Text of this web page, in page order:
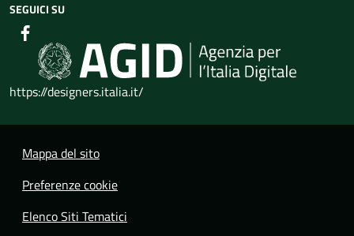
SEGUICI SU
https://designers.italia.it/
Mappa del sito
Preferenze cookie
Elenco Siti Tematici